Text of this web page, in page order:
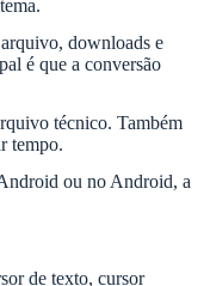
downloads e
é que a conversão
técnico. Também
tempo.
ou no Android, a
de texto, cursor